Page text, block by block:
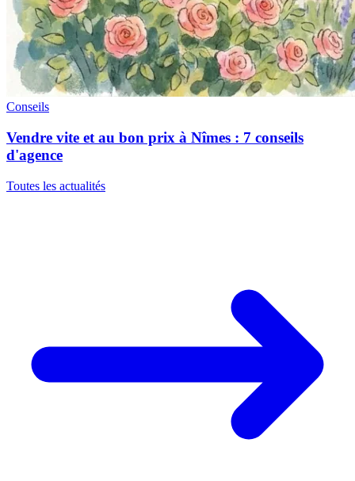
Conseils
Vendre vite et au bon prix à Nîmes : 7 conseils
d'agence
Toutes les actualités